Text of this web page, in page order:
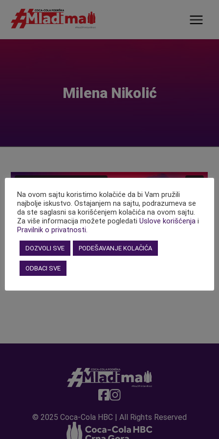
Milena Nikolić
© 2025 Coca-Cola HBC | All Rights Reserved
Na ovom sajtu koristimo kolačiće da bi Vam pružili
najbolje iskustvo. Ostajanjem na sajtu, podrazumeva se
da ste saglasni sa korišćenjem kolačića na ovom sajtu.
Za više informacija možete pogledati Uslove korišćenja i
Pravilnik o privatnosti.
DOZVOLI SVE PODEŠAVANJE KOLAČIĆA
ODBACI SVE